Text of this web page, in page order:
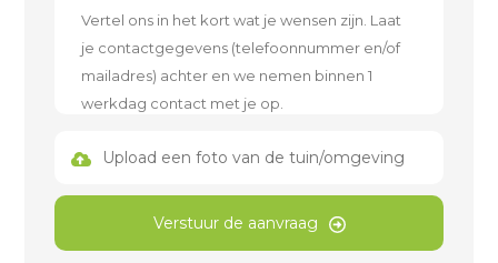
Upload een foto van de tuin/omgeving
Verstuur de aanvraag